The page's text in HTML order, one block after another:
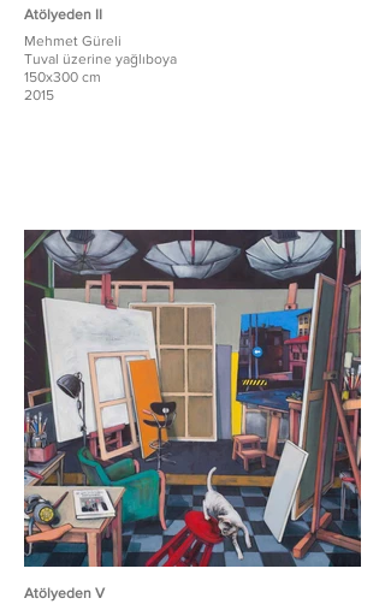
Atölyeden II
Mehmet Güreli
Tuval üzerine yağlıboya
150x300 cm
2015
Atölyeden V